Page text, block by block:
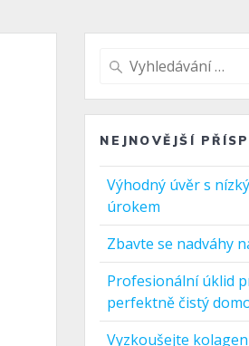
Vyhledat:
NEJNOVĚJŠÍ
Výhodný úvěr s
úrokem
Zbavte se nadváhy
Profesionální úklid
perfektně čistý
Vyzkoušejte kolagen